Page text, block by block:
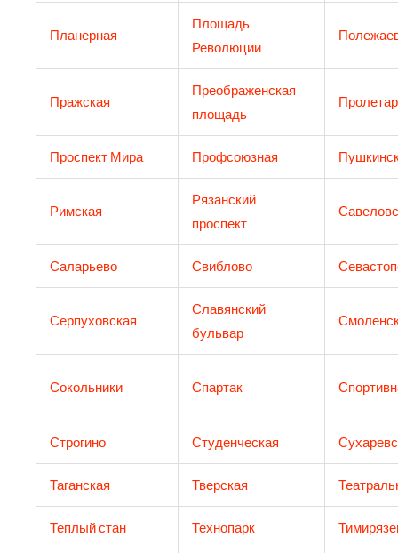
Планерная
Площадь
Революции
Пражская
Преображенская
площадь
Проспект Мира Профсоюзная
Римская
Рязанский
проспект
Саларьево Свиблово
Серпуховская
Славянский
бульвар
Сокольники Спартак
Строгино Студенческая
Таганская Тверская
Теплый стан Технопарк